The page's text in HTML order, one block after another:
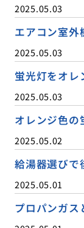
2025.05.03
エアコン室外
2025.05.03
蛍光灯をオレ
2025.05.03
オレンジ色の
2025.05.02
給湯器選びで
2025.05.01
プロパンガス